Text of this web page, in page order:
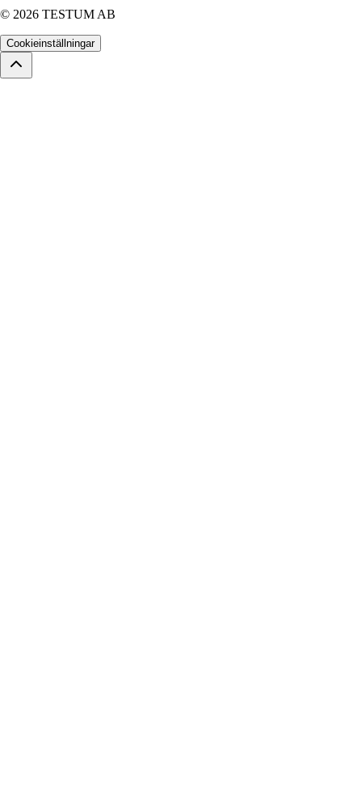
© 2026 TESTUM AB
Cookieinställningar